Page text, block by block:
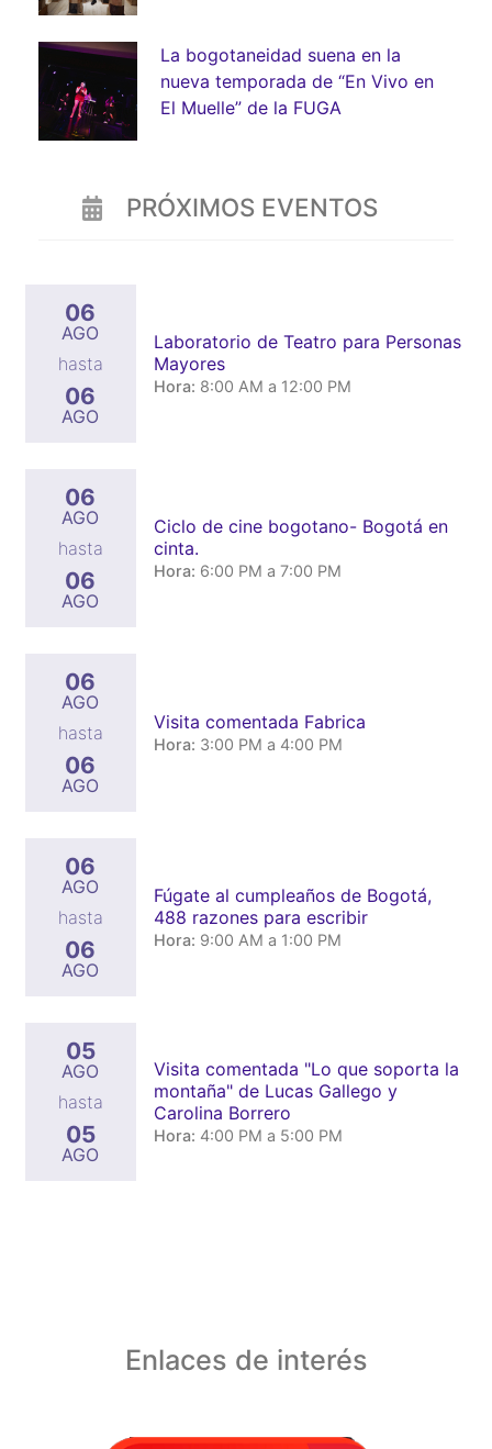
La bogotaneidad suena en la
nueva temporada de “En Vivo en
El Muelle” de la FUGA
PRÓXIMOS EVENTOS
06
AGO
hasta
06
AGO
Laboratorio de Teatro para Personas
Mayores
Hora: 8:00 AM a 12:00 PM
06
AGO
hasta
06
AGO
Ciclo de cine bogotano- Bogotá en
cinta.
Hora: 6:00 PM a 7:00 PM
06
AGO
hasta
06
AGO
Visita comentada Fabrica
Hora: 3:00 PM a 4:00 PM
06
AGO
hasta
06
AGO
Fúgate al cumpleaños de Bogotá,
488 razones para escribir
Hora: 9:00 AM a 1:00 PM
05
AGO
hasta
05
AGO
Visita comentada "Lo que soporta la
montaña" de Lucas Gallego y
Carolina Borrero
Hora: 4:00 PM a 5:00 PM
Enlaces de interés